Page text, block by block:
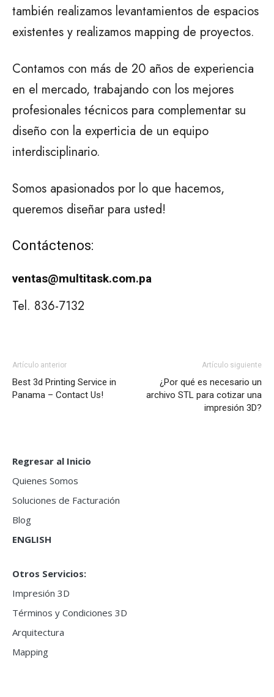
también realizamos levantamientos de espacios
existentes y realizamos mapping de proyectos.
Contamos con más de 20 años de experiencia
en el mercado, trabajando con los mejores
profesionales técnicos para complementar su
diseño con la experticia de un equipo
interdisciplinario.
Somos apasionados por lo que hacemos,
queremos diseñar para usted!
Contáctenos:
ventas@multitask.com.pa
Tel. 836-7132
Artículo anterior
Best 3d Printing Service in
Panama – Contact Us!
Artículo siguiente
¿Por qué es necesario un
archivo STL para cotizar una
impresión 3D?
Regresar al Inicio
Quienes Somos
Soluciones de Facturación
Blog
ENGLISH
Otros Servicios:
Impresión 3D
Términos y Condiciones 3D
Arquitectura
Mapping